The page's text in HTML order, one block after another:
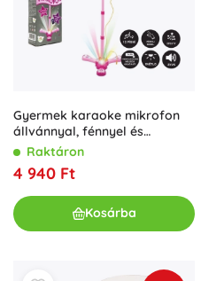
Gyermek karaoke mikrofon
állvánnyal, fénnyel és
hanggal – Rózsaszín
Raktáron
4 940 Ft
Kosárba